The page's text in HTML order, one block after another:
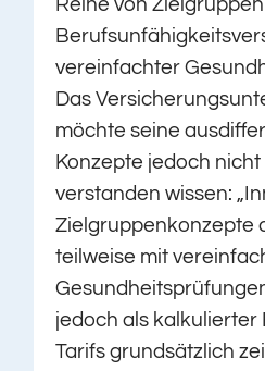
Reihe von Zielgruppen
vereinfachter
Das
möchte seine
Konzepte jedoch nicht
verstanden wissen:
Zielgruppenkonzepte
teilweise mit
jedoch als kalkulierter
Tarifs grundsätzlich